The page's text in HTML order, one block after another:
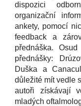
dispozici
organizační
ankety, pomocí
feedback a
přednáška.
přednášky:
Duška a
důležité mít vedle
autoři získávají
mladých